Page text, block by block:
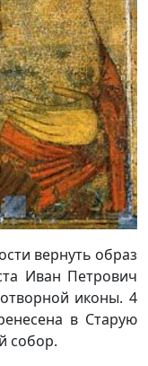
вернуть образ
Иван Петрович
иконы. 4
в Старую
собор.